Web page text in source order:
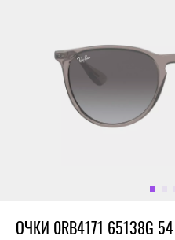
ОЧКИ 0RB4171 65138G 54